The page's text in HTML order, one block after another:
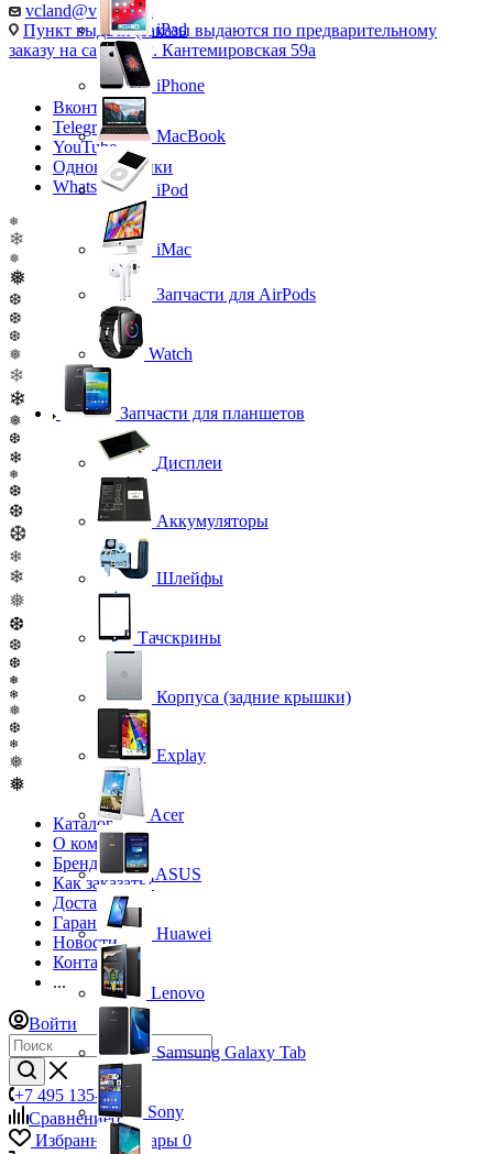
vcland@vcland.ru
Пункт выдачи (заказы выдаются по предварительному
заказу на сайте), ул. Кантемировская 59а
Вконтакте
Telegram
YouTube
Одноклассники
WhatsApp
❅
❄
❅
❅
❆
❆
❆
❅
❄
❄
❅
❆
❄
❅
❆
❆
❆
❄
❄
❅
❆
❆
❆
❅
❄
❅
❆
❄
❅
❅
Каталог
О компании
Бренды
Как заказать?
Доставка
Гарантия
Новости
Контакты
...
Войти
+7 495 135-39-43
Сравнение0
Избранные товары 0
iPad
iPhone
MacBook
iPod
iMac
Запчасти для AirPods
Watch
Запчасти для планшетов
Дисплеи
Аккумуляторы
Шлейфы
Тачскрины
Корпуса (задние крышки)
Explay
Acer
ASUS
Huawei
Lenovo
Samsung Galaxy Tab
Sony